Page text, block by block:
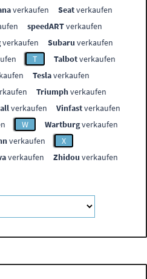
verkaufen Seatverkaufen
speedARTverkaufen
verkaufen Subaru verkaufen
T Talbotverkaufen
Teslaverkaufen
Triumphverkaufen
verkaufen Vinfastverkaufen
W Wartburgverkaufen
verkaufen
X
verkaufen Zhidou verkaufen